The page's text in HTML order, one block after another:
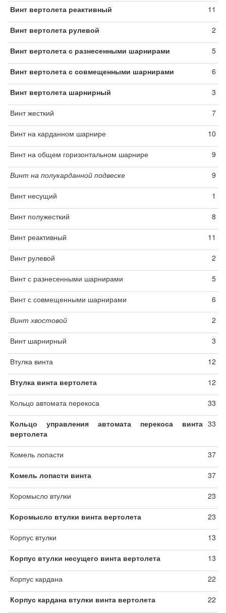
Винт вертолета реактивный 11
Винт вертолета рулевой 2
Винт вертолета с разнесенными шарнирами 5
Винт вертолета с совмещенными шарнирами 6
Винт вертолета шарнирный 3
Винт жесткий 7
Винт на карданном шарнире 10
Винт на общем горизонтальном шарнире 9
Винт на полукарданной подвеске 9
Винт несущий 1
Винт полужесткий 8
Винт реактивный 11
Винт рулевой 2
Винт с разнесенными шарнирами 5
Винт с совмещенными шарнирами 6
Винт хвостовой 2
Винт шарнирный 3
Втулка винта 12
Втулка винта вертолета 12
Кольцо автомата перекоса 33
Кольцо управления автомата перекоса винта
вертолета
33
Комель лопасти 37
Комель лопасти винта 37
Коромысло втулки 23
Коромысло втулки винта вертолета 23
Корпус втулки 13
Корпус втулки несущего винта вертолета 13
Корпус кардана 22
Корпус кардана втулки винта вертолета 22